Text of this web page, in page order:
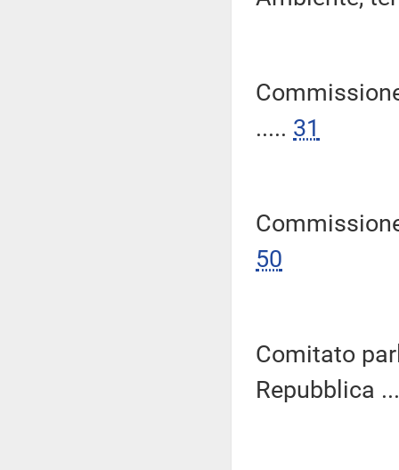
..... 31
50
Comitato
Repubblica